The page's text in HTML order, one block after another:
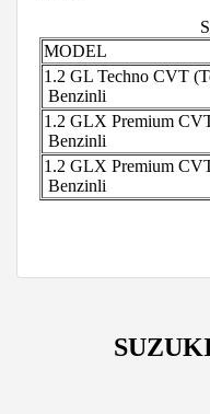
MODEL
1.2 GL Techno CVT
Benzinli
1.2 GLX Premium
Benzinli
1.2 GLX Premium
Benzinli